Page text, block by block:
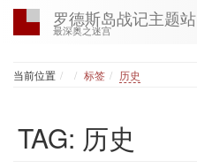
罗德斯岛战记主题站
最深奥之迷宫
当前位置 Home
标签 历史
TAG: 历史